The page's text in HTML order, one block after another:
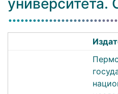
университета.